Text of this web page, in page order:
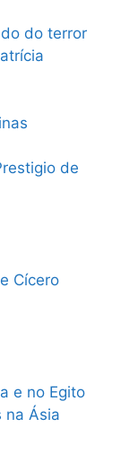
do terror
de
Cícero
e no Egito
na Ásia